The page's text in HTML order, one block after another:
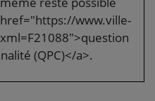
www.ville-
(QPC)</a>.